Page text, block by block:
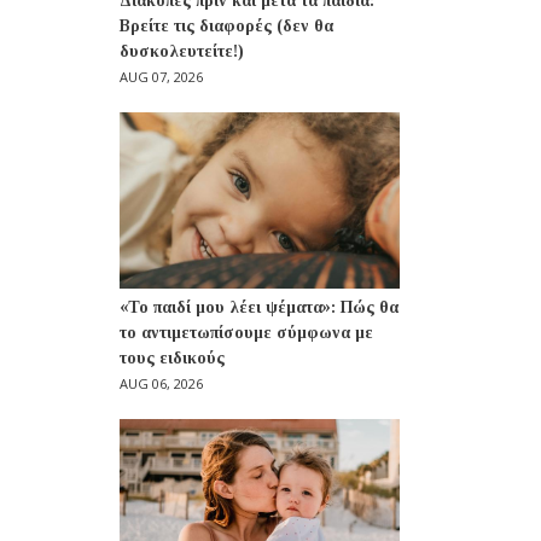
Βρείτε τις διαφορές (δεν θα
δυσκολευτείτε!)
AUG 07, 2026
«Το παιδί μου λέει ψέματα»: Πώς θα
το αντιμετωπίσουμε σύμφωνα με
τους ειδικούς
AUG 06, 2026